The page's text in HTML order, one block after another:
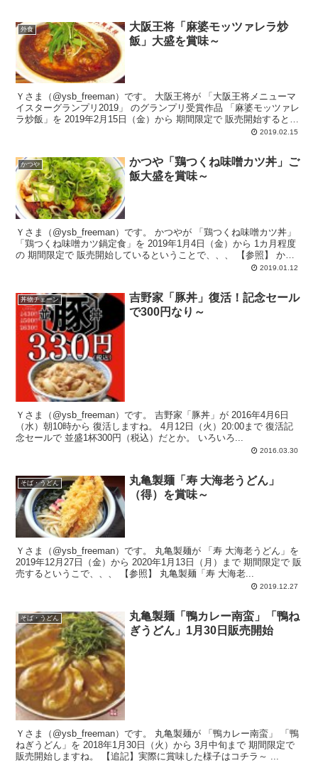
外食
大阪王将「麻婆モッツァレラ炒
飯」大盛を賞味～
Ｙさま（@ysb_freeman）です。 大阪王将が 「大阪王将メニューマ
イスターグランプリ2019」 のグランプリ受賞作品 「麻婆モッツァレ
ラ炒飯」を 2019年2月15日（金）から 期間限定で 販売開始するとい
2019.02.15
かつや
かつや「鶏つくね味噌カツ丼」ご
飯大盛を賞味～
Ｙさま（@ysb_freeman）です。 かつやが 「鶏つくね味噌カツ丼」
「鶏つくね味噌カツ鍋定食」を 2019年1月4日（金）から 1カ月程度
の 期間限定で 販売開始しているということで、、、 【参照】 か
2019.01.12
丼物チェーン
吉野家「豚丼」復活！記念セール
で300円なり～
Ｙさま（@ysb_freeman）です。 吉野家「豚丼」が 2016年4月6日
（水）朝10時から 復活しますね。 4月12日（火）20:00まで 復活記
念セールで 並盛1杯300円（税込）だとか。 いろいろ...
2016.03.30
そば・うどん
丸亀製麺「寿 大海老うどん」
（得）を賞味～
Ｙさま（@ysb_freeman）です。 丸亀製麺が 「寿 大海老うどん」を
2019年12月27日（金）から 2020年1月13日（月）まで 期間限定で 販
売するというこで、、、 【参照】 丸亀製麺「寿 大海老...
2019.12.27
そば・うどん
丸亀製麺「鴨カレー南蛮」「鴨ね
ぎうどん」1月30日販売開始
Ｙさま（@ysb_freeman）です。 丸亀製麺が 「鴨カレー南蛮」 「鴨
ねぎうどん」を 2018年1月30日（火）から 3月中旬まで 期間限定で
販売開始しますね。 【追記】実際に賞味した様子はコチラ～ ...